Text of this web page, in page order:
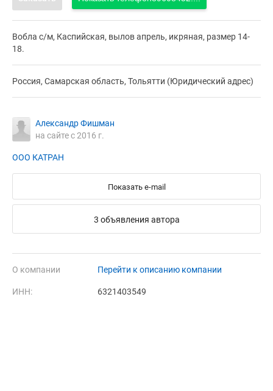
Вобла с/м, Каспийская, вылов апрель, икряная, размер 14-
18.
Россия, Самарская область, Тольятти (Юридический адрес)
Александр Фишман
на сайте с 2016 г.
ООО КАТРАН
Показать e-mail
3 объявления автора
О компании Перейти к описанию компании
ИНН: 6321403549